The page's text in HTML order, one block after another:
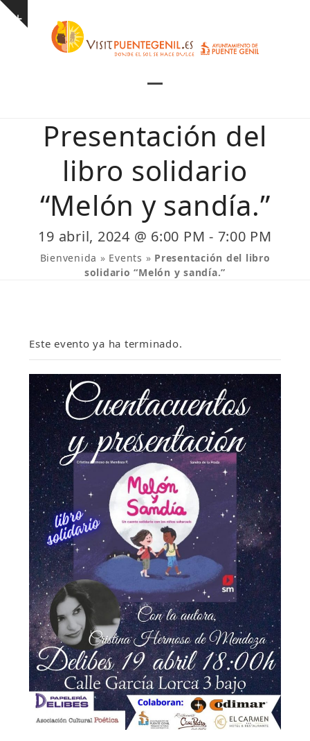
Skip
Show
mobile
menu
mobile
menu
Presentación del
libro solidario
“Melón y sandía.”
19 abril, 2024 @ 6:00 PM - 7:00 PM
Bienvenida » Events » Presentación del libro
solidario “Melón y sandía.”
Este evento ya ha terminado.